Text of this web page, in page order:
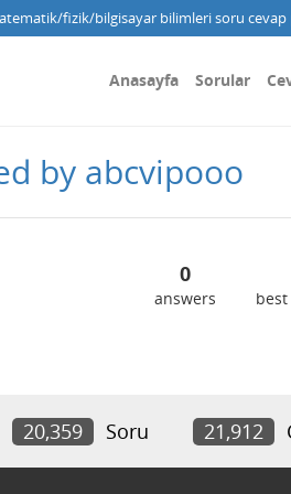
fizik/bilgisayar bilimleri soru
Anasayfa Sorular
by abcvipooo
0
answers
20,359 Soru 21,912